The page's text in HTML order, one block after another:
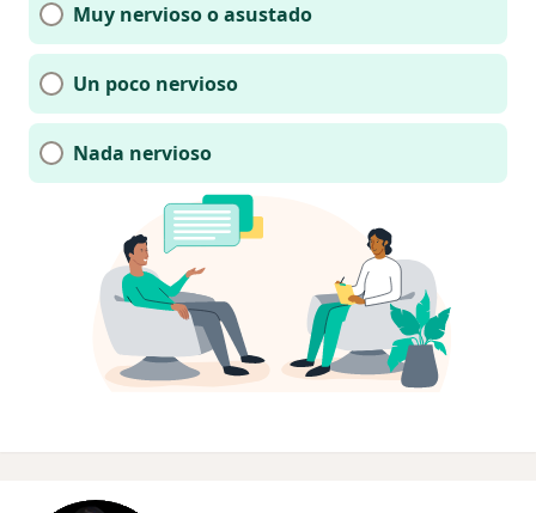
Muy nervioso o asustado
Un poco nervioso
Nada nervioso